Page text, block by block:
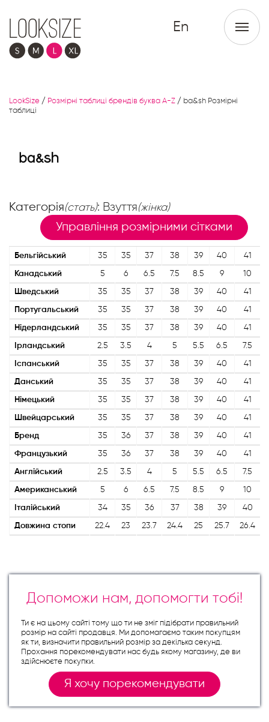
En
LookSize / Розмірні таблиці брендів буква A-Z / ba&sh Розмірні
таблиці
Категорія(стать): Взуття(жінка)
Управління розмірними сітками
Бельгійський 35 35 37 38 39 40 41
Канадський 5 6 6.5 7.5 8.5 9 10
Шведський 35 35 37 38 39 40 41
Португальський 35 35 37 38 39 40 41
Нідерландський 35 35 37 38 39 40 41
Ірландський 2.5 3.5 4 5 5.5 6.5 7.5
Іспанський 35 35 37 38 39 40 41
Данський 35 35 37 38 39 40 41
Німецький 35 35 37 38 39 40 41
Швейцарський 35 35 37 38 39 40 41
Бренд 35 36 37 38 39 40 41
Французький 35 36 37 38 39 40 41
Англійський 2.5 3.5 4 5 5.5 6.5 7.5
Американський 5 6 6.5 7.5 8.5 9 10
Італійський 34 35 36 37 38 39 40
Довжина стопи 22.4 23 23.7 24.4 25 25.7 26.4
Допоможи нам, допомогти тобі!
Ти є на цьому сайті тому що ти не зміг підібрати правильний
розмір на сайті продавця. Ми допомагаємо таким покупцям
як ти, визначити правильний розмір за декілька секунд.
Прохання порекомендувати нас будь якому магазину, де ви
здійснюєте покупки.
Я хочу порекомендувати